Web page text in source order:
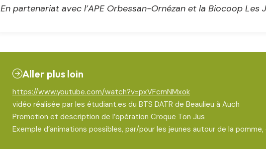
En partenariat avec l’APE Orbessan-Ornézan et la Biocoop Les
Aller plus loin
https://www.youtube.com/watch?v=pxVFcmNMxok
vidéo réalisée par les étudiant.es du BTS DATR de Beaulieu à Auch
Promotion et description de l’opération Croque Ton Jus
Exemple d’animations possibles, par/pour les jeunes autour de la